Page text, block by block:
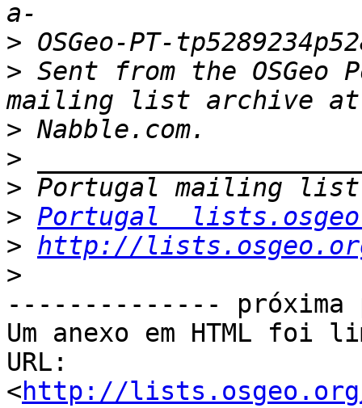
>
> Sent from the OSGeo
>
>
>
> Portugal
> http://
>
--------------
Um anexo em HTML foi
URL:
<http://lists.osgeo.org/